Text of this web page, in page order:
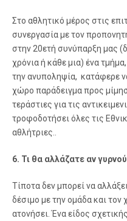
Στο αθλητικό μέρος στις
συνεργασία με τον
στην 20ετή συνύπαρξη μας
χρόνια ή κάθε μια) ένα
την ανυποληψία, κατάφερε
χώρο παράδειγμα προς
τεράστιες για τις
τροφοδοτήσει όλες τις
αθλήτριες..
6. Τι θα αλλάζατε αν
Τίποτα δεν μπορεί να
δέσιμο με την ομάδα και τον
ατονήσει. Ένα είδος